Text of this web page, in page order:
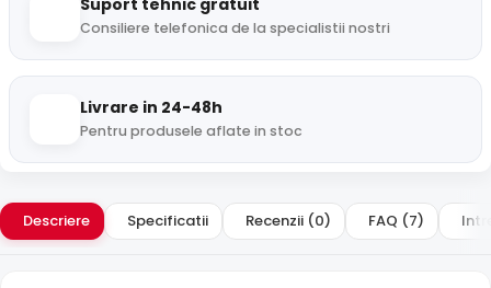
Suport tehnic gratuit
Consiliere telefonica de la specialistii nostri
Livrare in 24-48h
Pentru produsele aflate in stoc
Descriere Specificatii Recenzii (0) FAQ (7)